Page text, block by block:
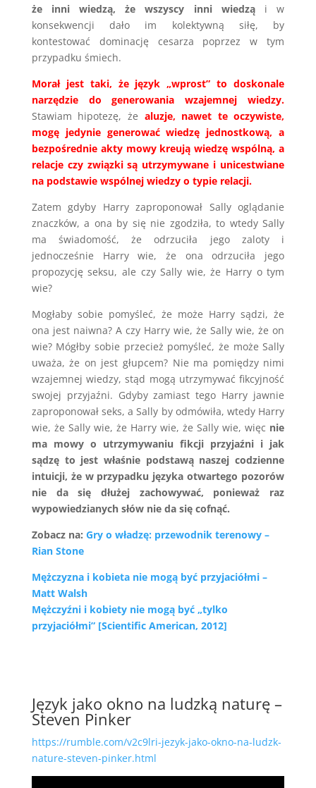
że inni wiedzą, że wszyscy inni wiedząi w
konsekwencji dało im kolektywną siłę, by
kontestować dominację cesarza poprzez w tym
przypadku śmiech.
Morał jest taki, że język „wprost” to doskonale
narzędzie do generowania wzajemnej wiedzy.
Stawiam hipotezę, że aluzje, nawet te oczywiste,
mogę jedynie generować wiedzę jednostkową, a
bezpośrednie akty mowy kreują wiedzę wspólną, a
relacje czy związki są utrzymywane i unicestwiane
na podstawie wspólnej wiedzy o typie relacji.
Zatem gdyby Harry zaproponował Sally oglądanie
znaczków, a ona by się nie zgodziła, to wtedy Sally
ma świadomość, że odrzuciła jego zaloty i
jednocześnie Harry wie, że ona odrzuciła jego
propozycję seksu, ale czy Sally wie, że Harry o tym
wie?
Mogłaby sobie pomyśleć, że może Harry sądzi, że
ona jest naiwna? A czy Harry wie, że Sally wie, że on
wie? Mógłby sobie przecież pomyśleć, że może Sally
uważa, że on jest głupcem? Nie ma pomiędzy nimi
wzajemnej wiedzy, stąd mogą utrzymywać fikcyjność
swojej przyjaźni. Gdyby zamiast tego Harry jawnie
zaproponował seks, a Sally by odmówiła, wtedy Harry
wie, że Sally wie, że Harry wie, że Sally wie, więc nie
ma mowy o utrzymywaniu fikcji przyjaźni i jak
sądzę to jest właśnie podstawą naszej codzienne
intuicji, że w przypadku języka otwartego pozorów
nie da się dłużej zachowywać, ponieważ raz
wypowiedzianych słów nie da się cofnąć.
Zobacz na: Gry o władzę: przewodnik terenowy –
Rian Stone
Mężczyzna i kobieta nie mogą być przyjaciółmi –
Matt Walsh
Mężczyźni i kobiety nie mogą być „tylko
przyjaciółmi” [Scientific American, 2012]
Język jako okno na ludzką naturę –
Steven Pinker
https://rumble.com/v2c9lri-jezyk-jako-okno-na-ludzk-
nature-steven-pinker.html